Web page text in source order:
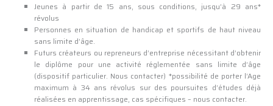
Jeunes à partir de 15 ans, sous conditions, jusqu’à 29 ans*
révolus
Personnes en situation de handicap et sportifs de haut niveau
sans limite d’âge.
Futurs créateurs ou repreneurs d’entreprise nécessitant d’obtenir
le diplôme pour une activité réglementée sans limite d’âge
(dispositif particulier. Nous contacter) *possibilité de porter l’Age
maximum à 34 ans révolus sur des poursuites d’études déjà
réalisées en apprentissage, cas spécifiques – nous contacter.